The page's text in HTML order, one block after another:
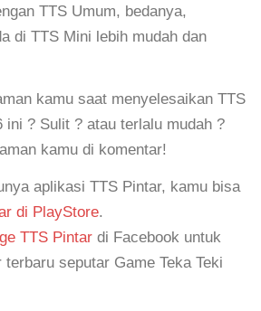
TTS Umum, bedanya,
di TTS Mini lebih mudah dan
kamu saat menyelesaikan TTS
ini ? Sulit ? atau terlalu mudah ?
kamu di komentar!
aplikasi TTS Pintar, kamu bisa
di PlayStore.
TTS Pintar di Facebook untuk
seputar Game Teka Teki